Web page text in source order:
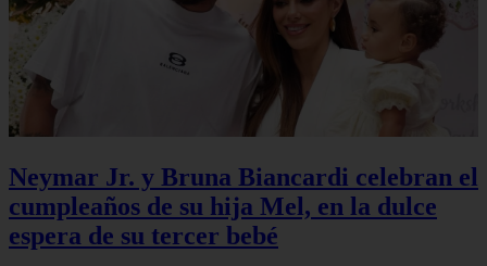
Neymar Jr. y Bruna Biancardi celebran el
cumpleaños de su hija Mel, en la dulce
espera de su tercer bebé